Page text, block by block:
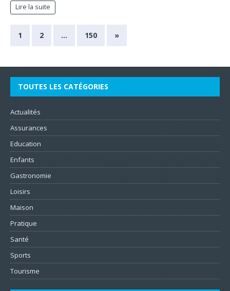
Lire la suite
1 2 … 150 »
TOUTES LES CATÉGORIES
Actualités
Assurances
Education
Enfants
Gastronomie
Loisirs
Maison
Pratique
Santé
Sports
Tourisme